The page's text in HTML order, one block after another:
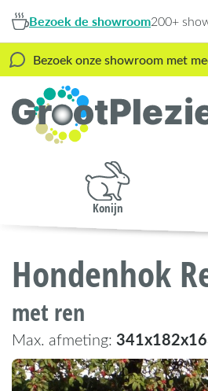
Bezoek de showroom200+
Bezoek onze showroom met
Konijn
Hondenhok
met ren
Max. afmeting: